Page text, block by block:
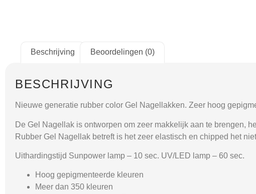
Beschrijving Beoordelingen (0)
BESCHRIJVING
Nieuwe generatie rubber color Gel Nagellakken. Zeer hoog
De Gel Nagellak is ontworpen om zeer makkelijk aan te brengen,
Rubber Gel Nagellak betreft is het zeer elastisch en chipped het
Uithardingstijd Sunpower lamp – 10 sec. UV/LED lamp – 60 sec.
Hoog gepigmenteerde kleuren
Meer dan 350 kleuren